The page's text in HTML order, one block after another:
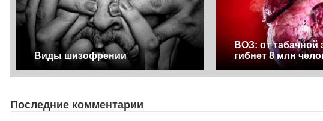
Виды шизофрении
ВОЗ: от табачной
гибнет 8 млн
Последние комментарии